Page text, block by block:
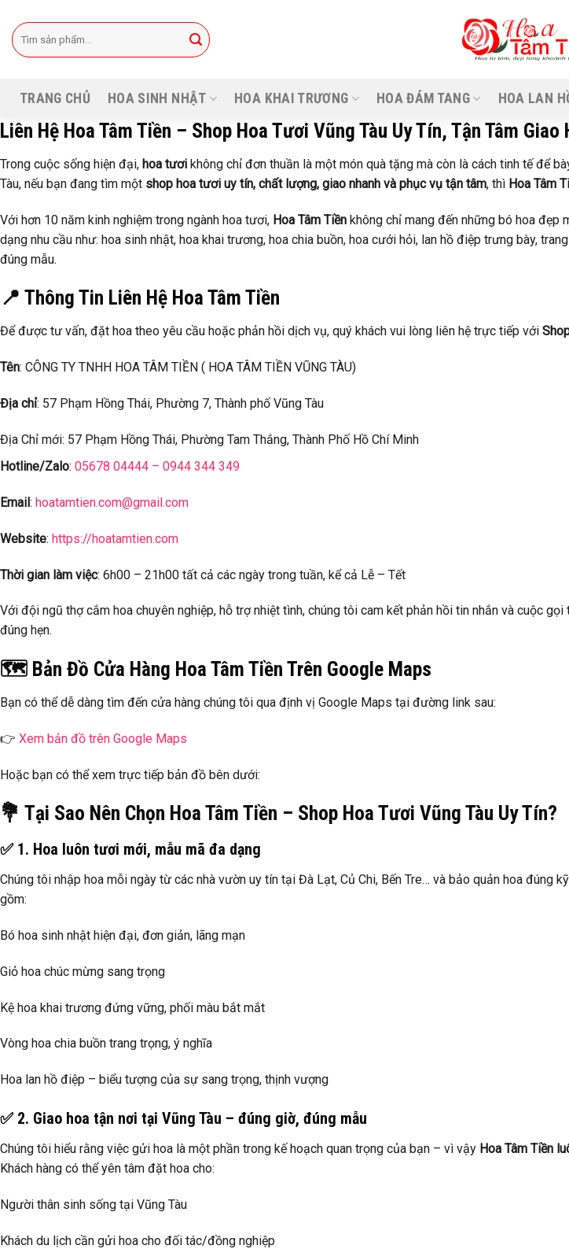
qua
nội
Tìm
kiếm:
TRANG CHỦ HOA SINH NHẬT HOA KHAI TRƯƠNG HOA ĐÁM TANG HOA LAN
Liên Hệ Hoa Tâm Tiền – Shop Hoa Tươi Vũng Tàu Uy Tín, Tận Tâm Giao
Trong cuộc sống hiện đại, hoa tươi không chỉ đơn thuần là một món quà tặng mà còn là cách tinh tế để
Tàu, nếu bạn đang tìm một shop hoa tươi uy tín, chất lượng, giao nhanh và phục vụ tận tâm, thì Hoa Tâm
Với hơn 10 năm kinh nghiệm trong ngành hoa tươi, Hoa Tâm Tiền không chỉ mang đến những bó hoa đẹp
dạng nhu cầu như: hoa sinh nhật, hoa khai trương, hoa chia buồn, hoa cưới hỏi, lan hồ điệp trưng bày,
đúng mẫu.
📍 Thông Tin Liên Hệ Hoa Tâm Tiền
Để được tư vấn, đặt hoa theo yêu cầu hoặc phản hồi dịch vụ, quý khách vui lòng liên hệ trực tiếp với
Tên: CÔNG TY TNHH HOA TÂM TIỀN ( HOA TÂM TIỀN VŨNG TÀU)
Địa chỉ: 57 Phạm Hồng Thái, Phường 7, Thành phố Vũng Tàu
Địa Chỉ mới: 57 Phạm Hồng Thái, Phường Tam Thắng, Thành Phố Hồ Chí Minh
Hotline/Zalo: 05678 04444 – 0944 344 349
Email: hoatamtien.com@gmail.com
Website: https://hoatamtien.com
Thời gian làm việc: 6h00 – 21h00 tất cả các ngày trong tuần, kể cả Lễ – Tết
Với đội ngũ thợ cắm hoa chuyên nghiệp, hỗ trợ nhiệt tình, chúng tôi cam kết phản hồi tin nhắn và cuộc gọi
đúng hẹn.
🗺️ Bản Đồ Cửa Hàng Hoa Tâm Tiền Trên Google Maps
Bạn có thể dễ dàng tìm đến cửa hàng chúng tôi qua định vị Google Maps tại đường link sau:
👉 Xem bản đồ trên Google Maps
Hoặc bạn có thể xem trực tiếp bản đồ bên dưới:
💐 Tại Sao Nên Chọn Hoa Tâm Tiền – Shop Hoa Tươi Vũng Tàu Uy Tín?
✅ 1. Hoa luôn tươi mới, mẫu mã đa dạng
Chúng tôi nhập hoa mỗi ngày từ các nhà vườn uy tín tại Đà Lạt, Củ Chi, Bến Tre… và bảo quản hoa
gồm:
Bó hoa sinh nhật hiện đại, đơn giản, lãng mạn
Giỏ hoa chúc mừng sang trọng
Kệ hoa khai trương đứng vững, phối màu bắt mắt
Vòng hoa chia buồn trang trọng, ý nghĩa
Hoa lan hồ điệp – biểu tượng của sự sang trọng, thịnh vượng
✅ 2. Giao hoa tận nơi tại Vũng Tàu – đúng giờ, đúng mẫu
Chúng tôi hiểu rằng việc gửi hoa là một phần trong kế hoạch quan trọng của bạn – vì vậy Hoa Tâm Tiền
Khách hàng có thể yên tâm đặt hoa cho:
Người thân sinh sống tại Vũng Tàu
Khách du lịch cần gửi hoa cho đối tác/đồng nghiệp